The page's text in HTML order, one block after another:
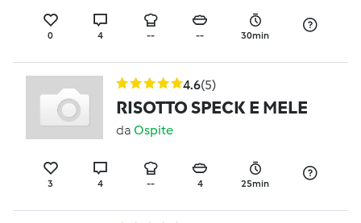
0 4 -- -- 30min
4.6(5)
RISOTTO SPECK E MELE
da Ospite
3 4 -- 4 25min